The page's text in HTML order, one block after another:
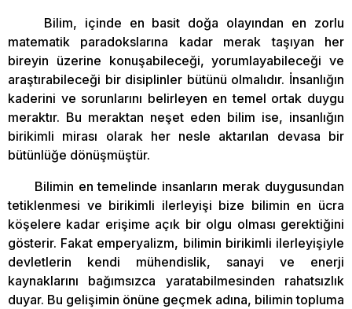
Bilim, içinde en basit doğa olayından en zorlu
matematik paradokslarına kadar merak taşıyan her
bireyin üzerine konuşabileceği, yorumlayabileceği ve
araştırabileceği bir disiplinler bütünü olmalıdır. İnsanlığın
kaderini ve sorunlarını belirleyen en temel ortak duygu
meraktır. Bu meraktan neşet eden bilim ise, insanlığın
birikimli mirası olarak her nesle aktarılan devasa bir
bütünlüğe dönüşmüştür.
Bilimin en temelinde insanların merak duygusundan
tetiklenmesi ve birikimli ilerleyişi bize bilimin en ücra
köşelere kadar erişime açık bir olgu olması gerektiğini
gösterir. Fakat emperyalizm, bilimin birikimli ilerleyişiyle
devletlerin kendi mühendislik, sanayi ve enerji
kaynaklarını bağımsızca yaratabilmesinden rahatsızlık
duyar. Bu gelişimin önüne geçmek adına, bilimin topluma